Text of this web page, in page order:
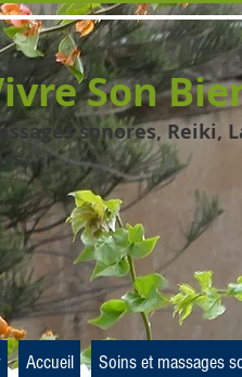
Son
sonores, Reiki,
Accueil Soins et massages